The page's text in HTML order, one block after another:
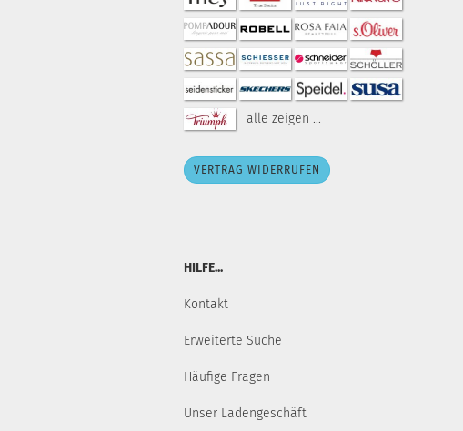
alle zeigen ...
VERTRAG WIDERRUFEN
HILFE...
Kontakt
Erweiterte Suche
Häufige Fragen
Unser Ladengeschäft